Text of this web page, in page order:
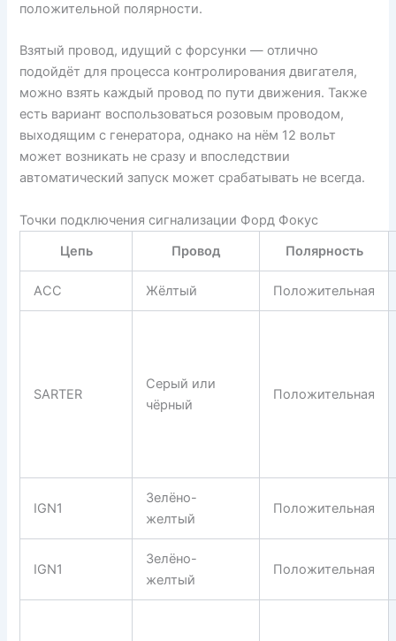
положительной полярности.
Взятый провод, идущий с форсунки — отлично
подойдёт для процесса контролирования двигателя,
можно взять каждый провод по пути движения. Также
есть вариант воспользоваться розовым проводом,
выходящим с генератора, однако на нём 12 вольт
может возникать не сразу и впоследствии
автоматический запуск может срабатывать не всегда.
Точки подключения сигнализации Форд Фокус
Цепь
Провод Полярность
АСС Жёлтый Положительная
SARTER
Серый или
чёрный
Положительная
IGN1
Зелёно-
желтый
Положительная
IGN1
Зелёно-
желтый
Положительная